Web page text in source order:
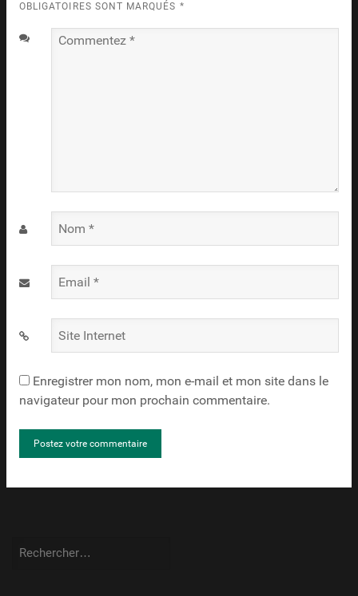
OBLIGATOIRES SONT MARQUÉS *
Commentez
Nom
Email
Site
Internet
Enregistrer mon nom, mon e-mail et mon site dans le
navigateur pour mon prochain commentaire.